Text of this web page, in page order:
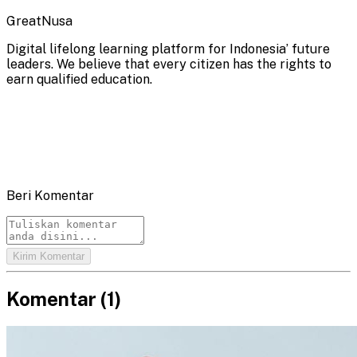
GreatNusa
Digital lifelong learning platform for Indonesia’ future
leaders. We believe that every citizen has the rights to
earn qualified education.
Beri Komentar
Kirim Komentar
Komentar (1)